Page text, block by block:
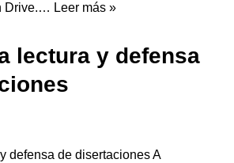
Drive.… Leer más »
lectura y defensa
defensa de disertaciones A